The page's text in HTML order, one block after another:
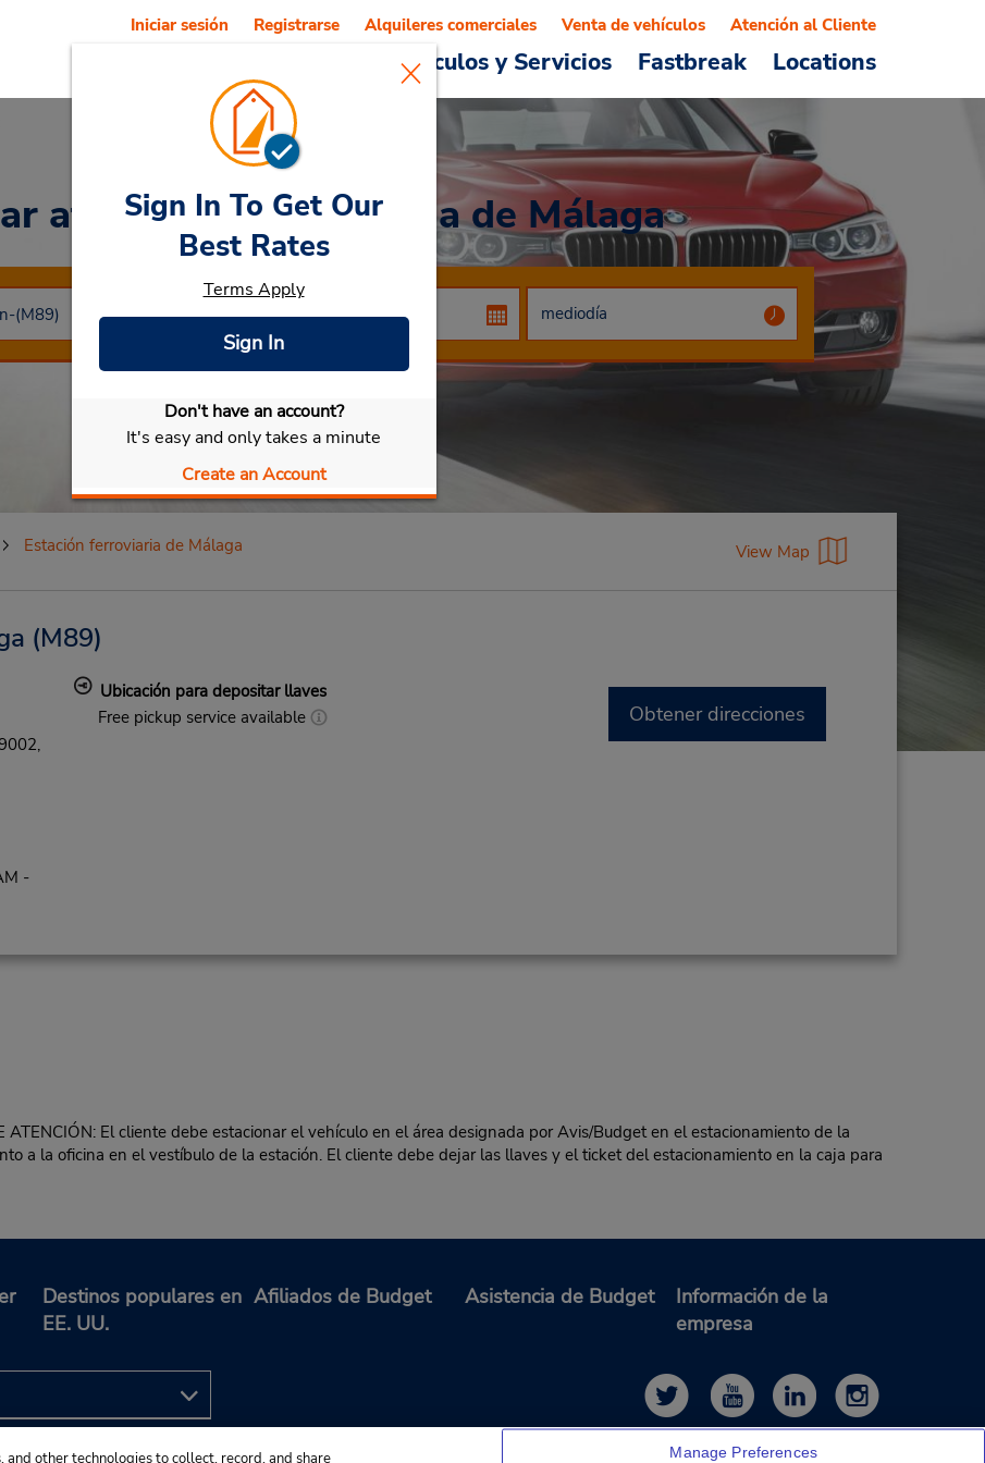
Vehículos y Servicios Fastbreak Locations
Iniciar sesión Registrarse Alquileres comerciales Venta de vehículos Atención al Cliente
at Estación ferroviaria de Málaga
Seleccionar mi vehículo
Sign In To Get Our
Best Rates
Terms Apply
Sign In
Don't have an account?
It's easy and only takes a minute
Create an Account
Estación ferroviaria de Málaga View Map
(M89)
-
Ubicación para depositar llaves
Free pickup service available
Obtener direcciones
ATENCIÓN: El cliente debe estacionar el vehículo en el área designada por Avis/Budget en el estacionamiento de la
a la oficina en el vestíbulo de la estación. El cliente debe dejar las llaves y el ticket del estacionamiento en la caja para
Destinos populares en
EE. UU.
Afiliados de Budget Asistencia de Budget
Información de la
empresa
other technologies to collect, record, and share Manage Preferences